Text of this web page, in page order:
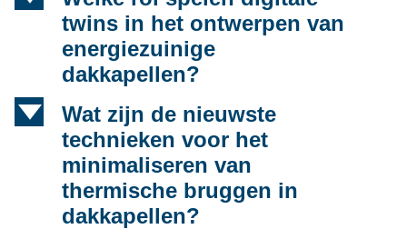
twins in het ontwerpen van
energiezuinige
dakkapellen?
d
Wat zijn de nieuwste
technieken voor het
minimaliseren van
thermische bruggen in
dakkapellen?